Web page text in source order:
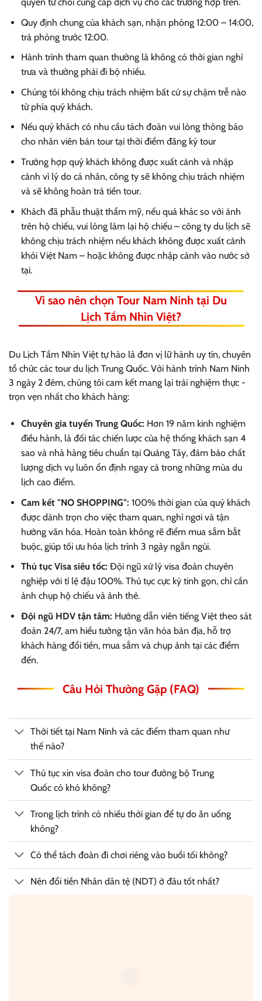
Quy định chung của khách sạn, nhận phòng 12:00 – 14:00,
trả phòng trước 12:00.
Hành trình tham quan thường là không có thời gian nghỉ
trưa và thường phải đi bộ nhiều.
Chúng tôi không chịu trách nhiệm bất cứ sự chậm trễ nào
từ phía quý khách.
Nếu quý khách có nhu cầu tách đoàn vui lòng thông báo
cho nhân viên bán tour tại thời điểm đăng ký tour
Trường hợp quý khách không được xuất cảnh và nhập
cảnh vì lý do cá nhân, công ty sẽ không chịu trách nhiệm
và sẽ không hoàn trả tiền tour.
Khách đã phẫu thuật thẩm mỹ, nếu quá khác so với ảnh
trên hộ chiếu, vui lòng làm lại hộ chiếu – công ty du lịch sẽ
không chịu trách nhiệm nếu khách không được xuất cảnh
khỏi Việt Nam – hoặc không được nhập cảnh vào nước sở
tại.
Vì sao nên chọn Tour Nam Ninh tại Du
Lịch Tầm Nhìn Việt?
Du Lịch Tầm Nhìn Việt tự hào là đơn vị lữ hành uy tín, chuyên
tổ chức các tour du lịch Trung Quốc. Với hành trình Nam Ninh
3 ngày 2 đêm, chúng tôi cam kết mang lại trải nghiệm thực -
trọn vẹn nhất cho khách hàng:
Chuyên gia tuyến Trung Quốc: Hơn 19 năm kinh nghiệm
điều hành, là đối tác chiến lược của hệ thống khách sạn 4
sao và nhà hàng tiêu chuẩn tại Quảng Tây, đảm bảo chất
lượng dịch vụ luôn ổn định ngay cả trong những mùa du
lịch cao điểm.
Cam kết "NO SHOPPING": 100% thời gian của quý khách
được dành trọn cho việc tham quan, nghỉ ngơi và tận
hưởng văn hóa. Hoàn toàn không rẽ điểm mua sắm bắt
buộc, giúp tối ưu hóa lịch trình 3 ngày ngắn ngủi.
Thủ tục Visa siêu tốc: Đội ngũ xử lý visa đoàn chuyên
nghiệp với tỉ lệ đậu 100%. Thủ tục cực kỳ tinh gọn, chỉ cần
ảnh chụp hộ chiếu và ảnh thẻ.
Đội ngũ HDV tận tâm: Hướng dẫn viên tiếng Việt theo sát
đoàn 24/7, am hiểu tường tận văn hóa bản địa, hỗ trợ
khách hàng đổi tiền, mua sắm và chụp ảnh tại các điểm
đến.
Câu Hỏi Thường Gặp (FAQ)
Thời tiết tại Nam Ninh và các điểm tham quan như
thế nào?
Thủ tục xin visa đoàn cho tour đường bộ Trung
Quốc có khó không?
Trong lịch trình có nhiều thời gian để tự do ăn uống
không?
Có thể tách đoàn đi chơi riêng vào buổi tối không?
Nên đổi tiền Nhân dân tệ (NDT) ở đâu tốt nhất?